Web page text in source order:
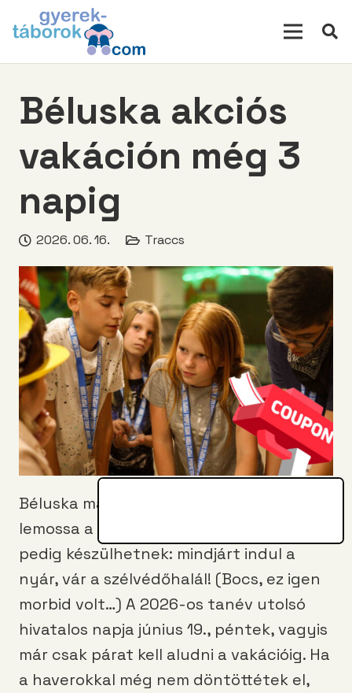
Béluska akciós
vakáción még 3
napig
2026. 06. 16. Traccs
Béluska már fejben csomagol, apa lassan
lemossa a kocsit, az autópálya bogarai
pedig készülhetnek: mindjárt indul a
nyár, vár a szélvédőhalál! (Bocs, ez igen
morbid volt…) A 2026-os tanév utolsó
hivatalos napja június 19., péntek, vagyis
már csak párat kell aludni a vakációig. Ha
a haverokkal még nem döntöttétek el,